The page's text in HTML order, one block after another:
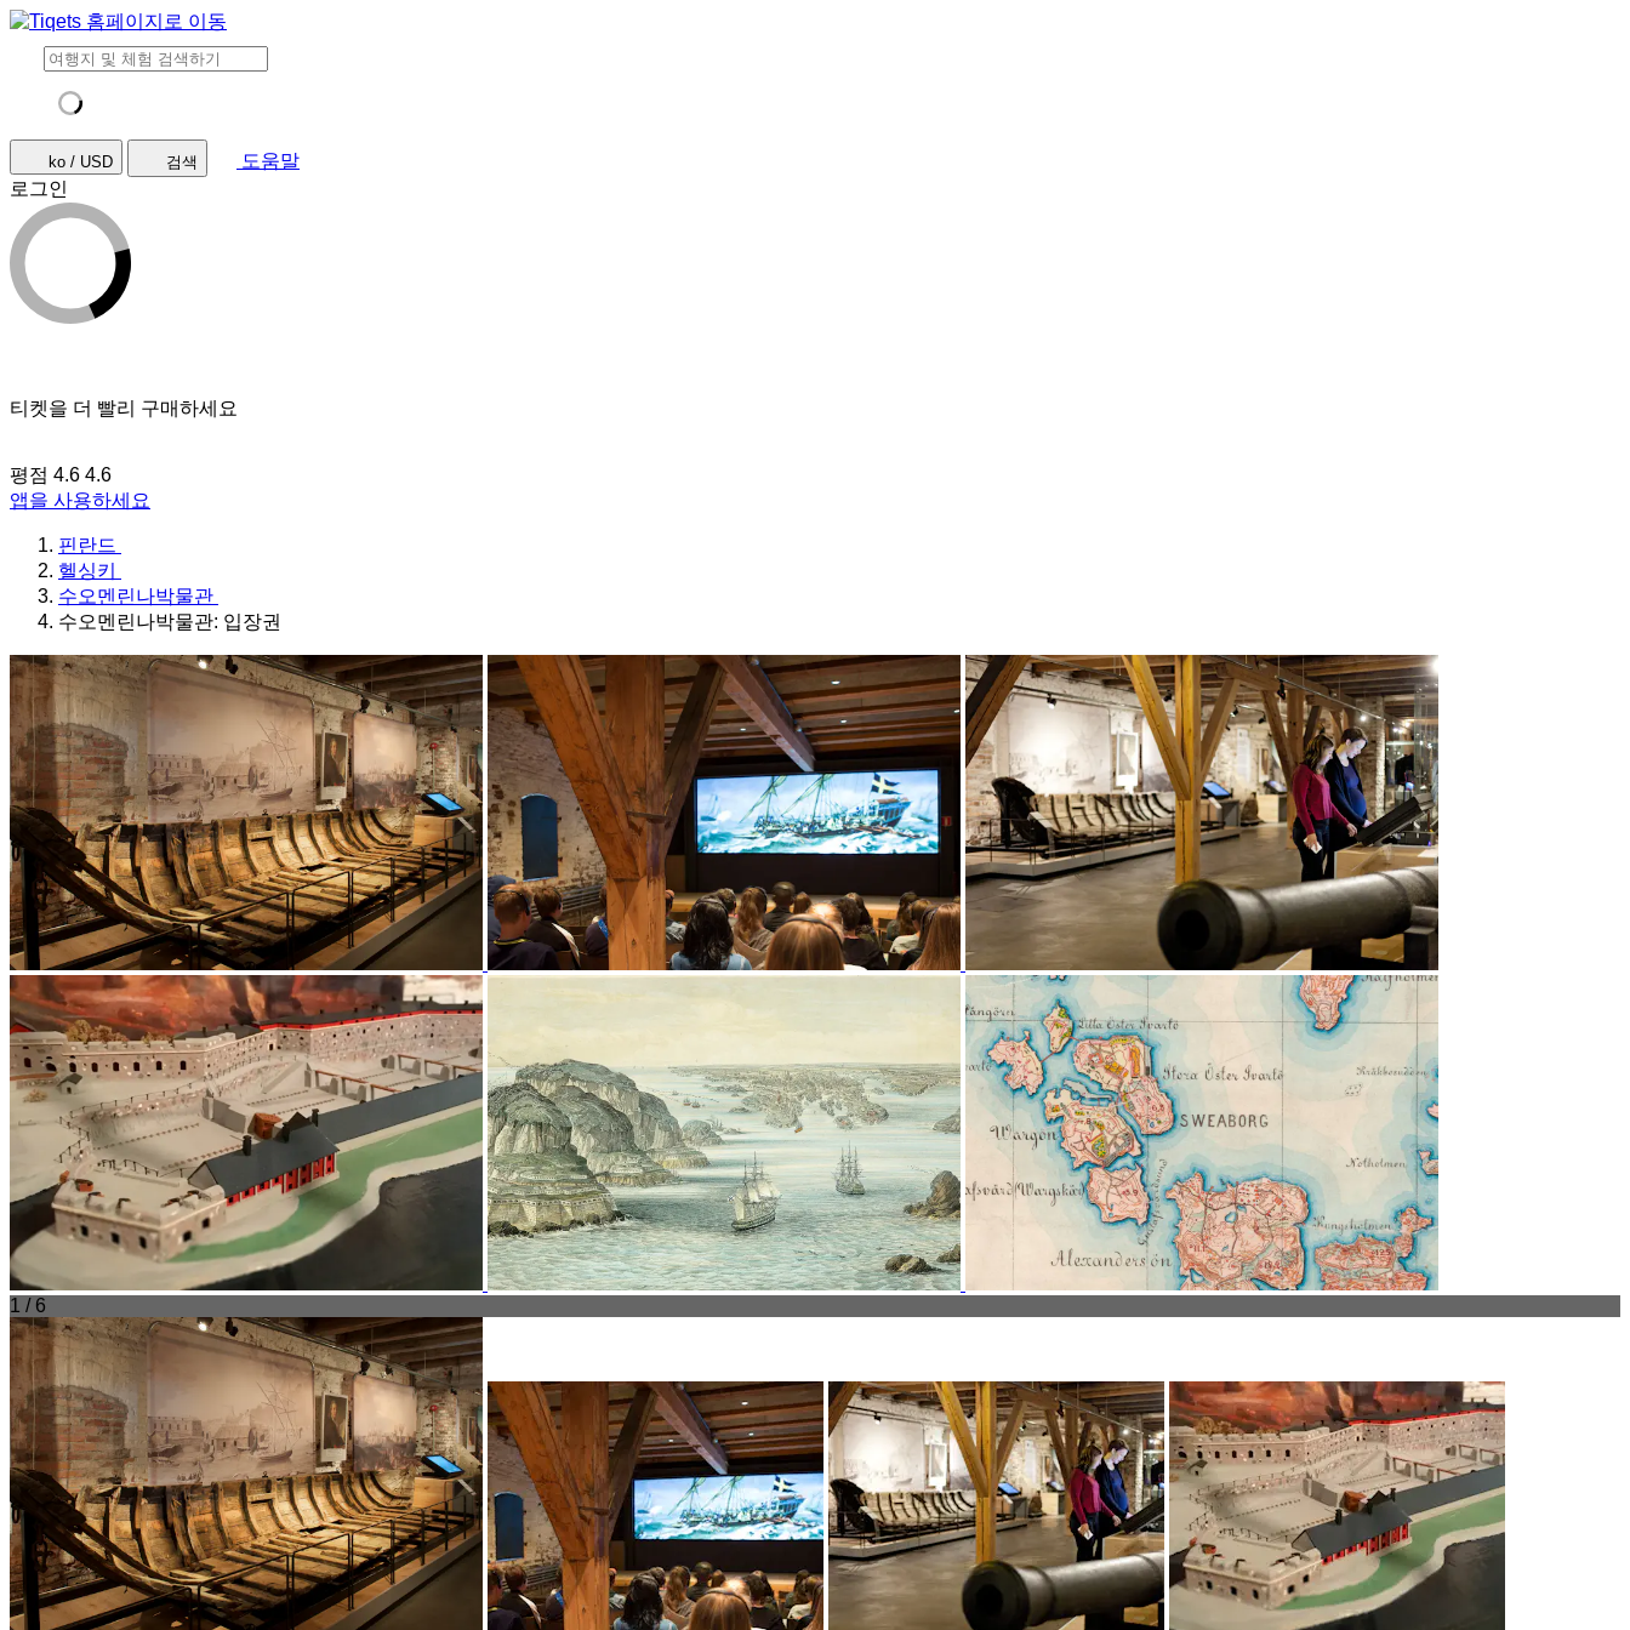
ko / USD 검색
도움말
로그인
티켓을 더 빨리 구매하세요
평점 4.6 4.6
앱을 사용하세요
핀란드
헬싱키
수오멘린나박물관
수오멘린나박물관: 입장권
1 / 6